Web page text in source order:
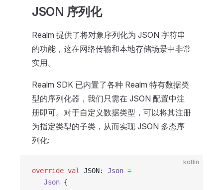
JSON 序列化
Realm 提供了将对象序列化为 JSON 字符串
的功能，这在网络传输和本地存储场景中非常
实用。
Realm SDK 已内置了各种 Realm 特有数据类
型的序列化器，我们只需在 JSON 配置中注
册即可。对于自定义数据类型，可以将其注册
为指定类型的子类，从而实现 JSON 多态序
列化:
kotlin
override val JSON: Json =
   Json
{